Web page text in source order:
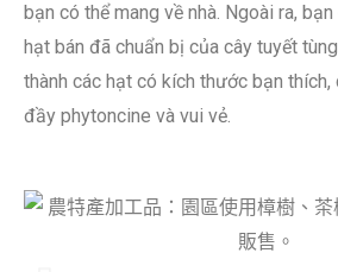
bạn có thể mang về nhà. Ngoài ra,
hạt bán đã chuẩn bị của cây tuyết
thành các hạt có kích thước bạn thích,
đầy phytoncine và vui vẻ.